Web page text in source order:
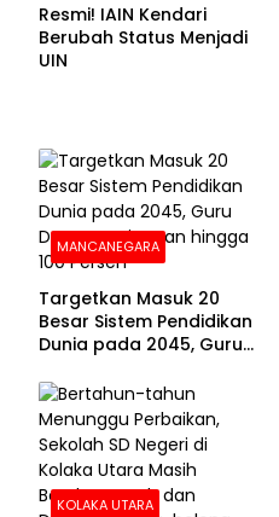
Resmi! IAIN Kendari
Berubah Status Menjadi
UIN
MANCANEGARA
Targetkan Masuk 20
Besar Sistem Pendidikan
Dunia pada 2045, Guru
100 Persen
KOLAKA UTARA